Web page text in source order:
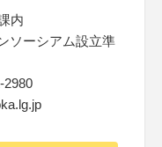
内
ソーシアム設立準
2980